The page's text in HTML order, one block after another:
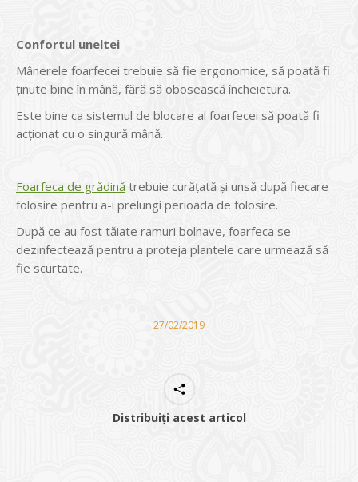
Confortul uneltei
Mânerele foarfecei trebuie să fie ergonomice, să poată fi
ţinute bine în mână, fără să obosească încheietura.
Este bine ca sistemul de blocare al foarfecei să poată fi
acţionat cu o singură mână.
Foarfeca de grădină trebuie curăţată şi unsă după fiecare
folosire pentru a-i prelungi perioada de folosire.
După ce au fost tăiate ramuri bolnave, foarfeca se
dezinfectează pentru a proteja plantele care urmează să
fie scurtate.
27/02/2019
Distribuiți acest articol